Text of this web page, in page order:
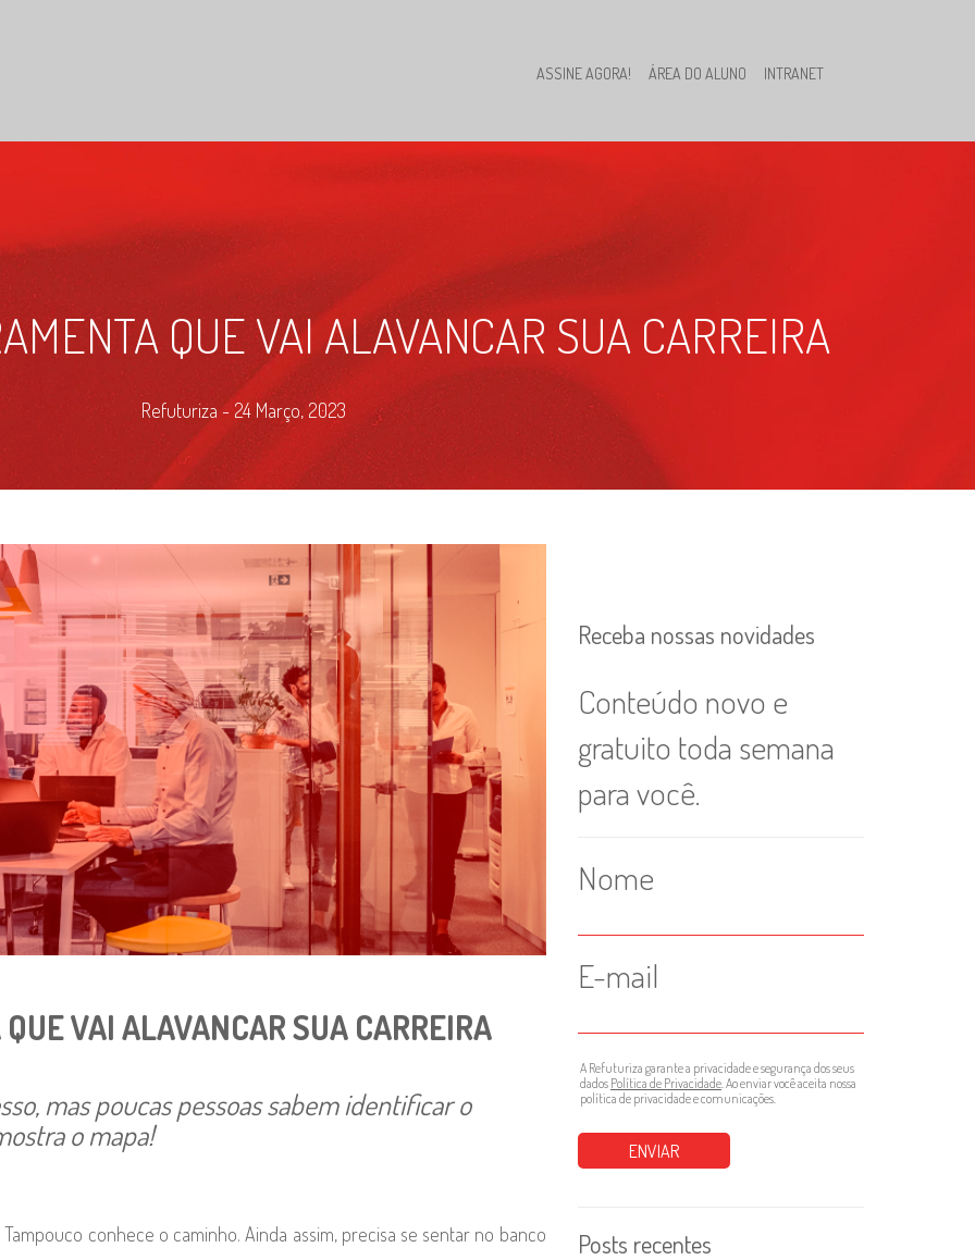
ASSINE AGORA! ÁREA DO ALUNO INTRANET
QUE VAI ALAVANCAR SUA CARREIRA
Refuturiza - 24 Março, 2023
VAI ALAVANCAR SUA CARREIRA
mas poucas pessoas sabem identificar o
o mapa!
conhece o caminho. Ainda assim, precisa se sentar no banco
Receba nossas novidades
Conteúdo novo e
gratuito toda semana
para você.
Nome
E-mail
A Refuturiza garante a privacidade e segurança dos seus
dados Política de Privacidade. Ao enviar você aceita nossa
política de privacidade e comunicações.
Posts recentes